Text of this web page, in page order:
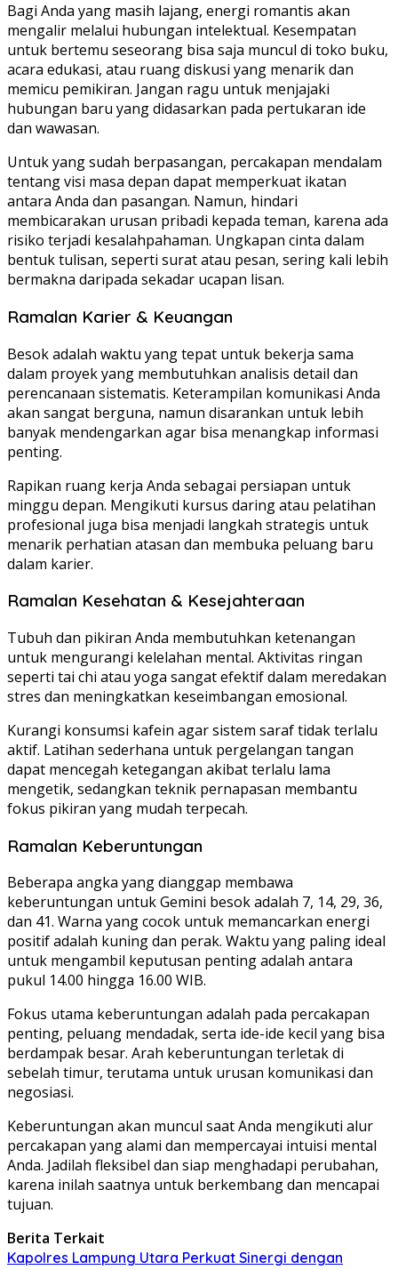
Bagi Anda yang masih lajang, energi romantis akan
mengalir melalui hubungan intelektual. Kesempatan
untuk bertemu seseorang bisa saja muncul di toko buku,
acara edukasi, atau ruang diskusi yang menarik dan
memicu pemikiran. Jangan ragu untuk menjajaki
hubungan baru yang didasarkan pada pertukaran ide
dan wawasan.
Untuk yang sudah berpasangan, percakapan mendalam
tentang visi masa depan dapat memperkuat ikatan
antara Anda dan pasangan. Namun, hindari
membicarakan urusan pribadi kepada teman, karena ada
risiko terjadi kesalahpahaman. Ungkapan cinta dalam
bentuk tulisan, seperti surat atau pesan, sering kali lebih
bermakna daripada sekadar ucapan lisan.
Ramalan Karier & Keuangan
Besok adalah waktu yang tepat untuk bekerja sama
dalam proyek yang membutuhkan analisis detail dan
perencanaan sistematis. Keterampilan komunikasi Anda
akan sangat berguna, namun disarankan untuk lebih
banyak mendengarkan agar bisa menangkap informasi
penting.
Rapikan ruang kerja Anda sebagai persiapan untuk
minggu depan. Mengikuti kursus daring atau pelatihan
profesional juga bisa menjadi langkah strategis untuk
menarik perhatian atasan dan membuka peluang baru
dalam karier.
Ramalan Kesehatan & Kesejahteraan
Tubuh dan pikiran Anda membutuhkan ketenangan
untuk mengurangi kelelahan mental. Aktivitas ringan
seperti tai chi atau yoga sangat efektif dalam meredakan
stres dan meningkatkan keseimbangan emosional.
Kurangi konsumsi kafein agar sistem saraf tidak terlalu
aktif. Latihan sederhana untuk pergelangan tangan
dapat mencegah ketegangan akibat terlalu lama
mengetik, sedangkan teknik pernapasan membantu
fokus pikiran yang mudah terpecah.
Ramalan Keberuntungan
Beberapa angka yang dianggap membawa
keberuntungan untuk Gemini besok adalah 7, 14, 29, 36,
dan 41. Warna yang cocok untuk memancarkan energi
positif adalah kuning dan perak. Waktu yang paling ideal
untuk mengambil keputusan penting adalah antara
pukul 14.00 hingga 16.00 WIB.
Fokus utama keberuntungan adalah pada percakapan
penting, peluang mendadak, serta ide-ide kecil yang bisa
berdampak besar. Arah keberuntungan terletak di
sebelah timur, terutama untuk urusan komunikasi dan
negosiasi.
Keberuntungan akan muncul saat Anda mengikuti alur
percakapan yang alami dan mempercayai intuisi mental
Anda. Jadilah fleksibel dan siap menghadapi perubahan,
karena inilah saatnya untuk berkembang dan mencapai
tujuan.
Berita Terkait
Kapolres Lampung Utara Perkuat Sinergi dengan